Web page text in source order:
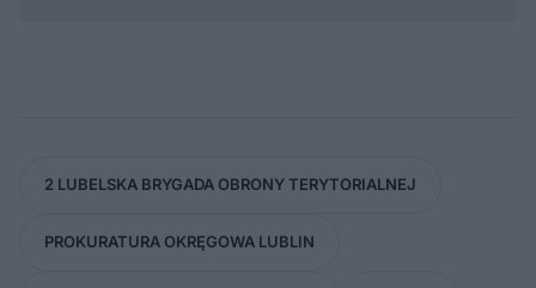
2 LUBELSKA BRYGADA OBRONY TERYTORIALNEJ
PROKURATURA OKRĘGOWA LUBLIN